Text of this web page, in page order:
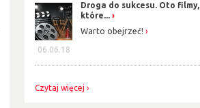
06.06.18
Droga do sukcesu. Oto filmy,
które...
Warto obejrzeć!
Czytaj więcej